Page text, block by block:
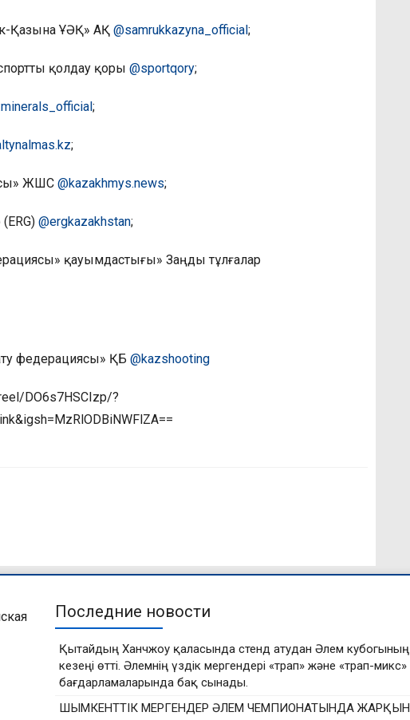
Қазына ҰӘҚ» АҚ@samrukkazyna_official;
қолдау қоры@sportqory;
;
;
ЖШС@kazakhmys.news;
(ERG)@ergkazakhstan;
қауымдастығы» Заңды тұлғалар
федерациясы» ҚБ @kazshooting
DO6s7HSCIzp/?
Последние новости
Қытайдың Ханчжоу қаласында стенд атудан Әлем кубогының
кезеңі өтті. Әлемнің үздік мергендері «трап» және «трап-микс»
бағдарламаларында бақ сынады.
ШЫМКЕНТТІК МЕРГЕНДЕР ӘЛЕМ ЧЕМПИОНАТЫНДА ЖАРҚЫН